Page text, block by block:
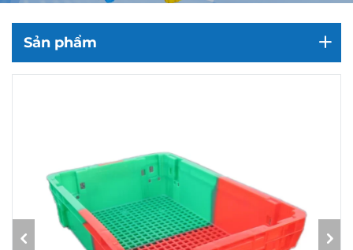
Sản phẩm